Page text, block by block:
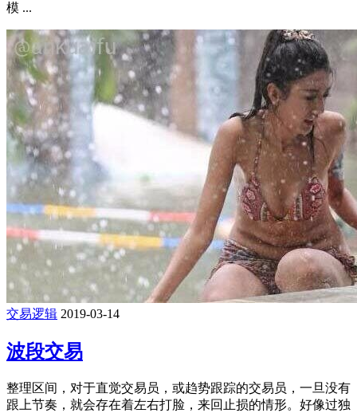
模 ...
交易逻辑 2019-03-14
波段交易
整理区间，对于直觉交易员，或趋势跟踪的交易员，一旦没有
跟上节奏，就会存在着左右打脸，来回止损的情形。好像过独